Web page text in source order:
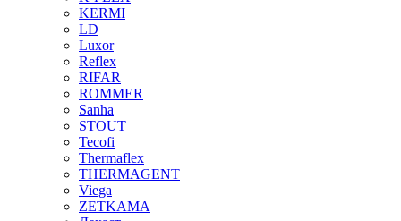
KERMI
LD
Luxor
Reflex
RIFAR
ROMMER
Sanha
STOUT
Tecofi
Thermaflex
THERMAGENT
Viega
ZETKAMA